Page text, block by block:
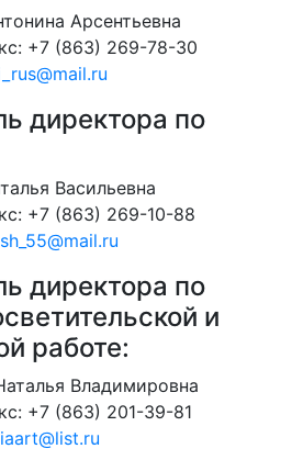
Арсентьевна
+7 (863) 269-78-30
директора по
Васильевна
+7 (863) 269-10-88
директора по
и
работе:
Владимировна
+7 (863) 201-39-81